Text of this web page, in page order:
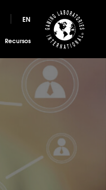
EN
Recursos